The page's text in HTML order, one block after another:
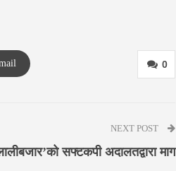
0
NEXT POST
सफ्टकपी अदालतद्वारा माग